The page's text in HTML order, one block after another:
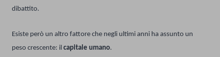
dibattito.
Esiste però un altro fattore che negli ultimi anni ha assunto un
peso crescente: il capitale umano.